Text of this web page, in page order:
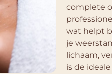
complete
wat helpt
je
lichaam,
is de